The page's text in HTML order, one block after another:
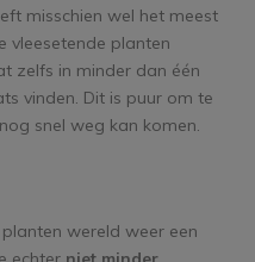
misschien wel het meest
vleesetende planten
zelfs in minder dan één
vinden. Dit is puur om te
snel weg kan komen.
wereld weer een